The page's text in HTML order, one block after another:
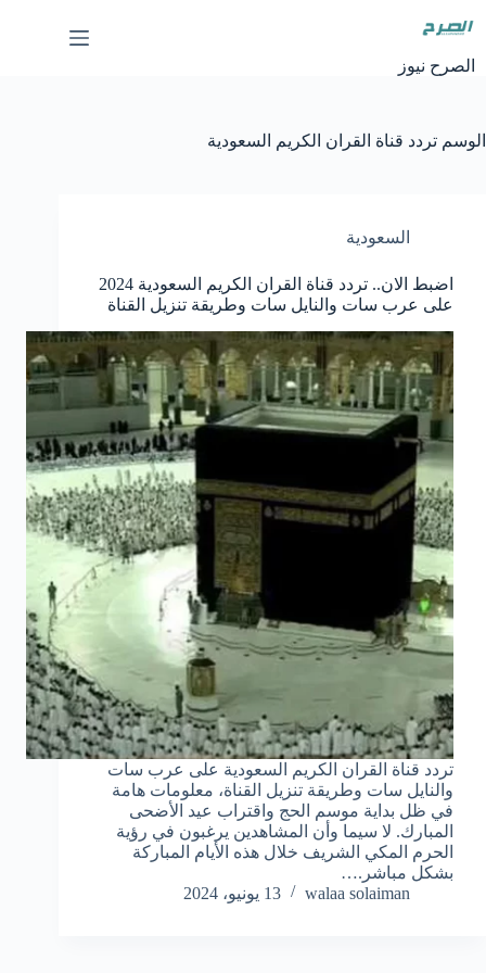
إلى
الصرح نيوز
الوسم تردد قناة القران الكريم السعودية
السعودية
اضبط الان.. تردد قناة القران الكريم السعودية 2024
على عرب سات والنايل سات وطريقة تنزيل القناة
تردد قناة القران الكريم السعودية على عرب سات
والنايل سات وطريقة تنزيل القناة، معلومات هامة
في ظل بداية موسم الحج واقتراب عيد الأضحى
المبارك. لا سيما وأن المشاهدين يرغبون في رؤية
الحرم المكي الشريف خلال هذه الأيام المباركة
بشكل مباشر.…
walaa solaiman
13 يونيو، 2024